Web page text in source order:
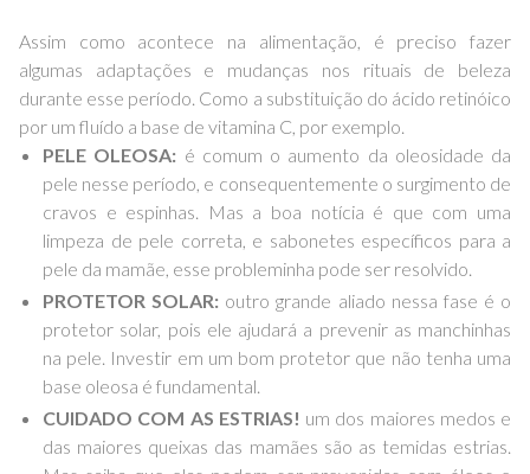
Assim como acontece na alimentação, é preciso fazer
algumas adaptações e mudanças nos rituais de beleza
durante esse período. Como a substituição do ácido retinóico
por um fluído a base de vitamina C, por exemplo.
PELE OLEOSA: é comum o aumento da oleosidade da
pele nesse período, e consequentemente o surgimento de
cravos e espinhas. Mas a boa notícia é que com uma
limpeza de pele correta, e sabonetes específicos para a
pele da mamãe, esse probleminha pode ser resolvido.
PROTETOR SOLAR: outro grande aliado nessa fase é o
protetor solar, pois ele ajudará a prevenir as manchinhas
na pele. Investir em um bom protetor que não tenha uma
base oleosa é fundamental.
CUIDADO COM AS ESTRIAS! um dos maiores medos e
das maiores queixas das mamães são as temidas estrias.